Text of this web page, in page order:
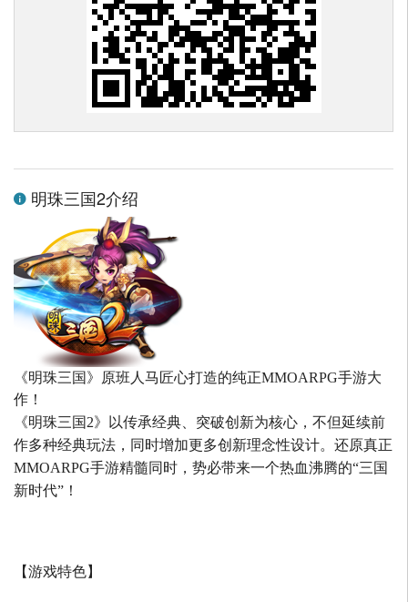
明珠三国2介绍
《明珠三国》原班人马匠心打造的纯正MMOARPG手游大
作！
《明珠三国2》以传承经典、突破创新为核心，不但延续前
作多种经典玩法，同时增加更多创新理念性设计。还原真正
MMOARPG手游精髓同时，势必带来一个热血沸腾的“三国
新时代”！
【游戏特色】